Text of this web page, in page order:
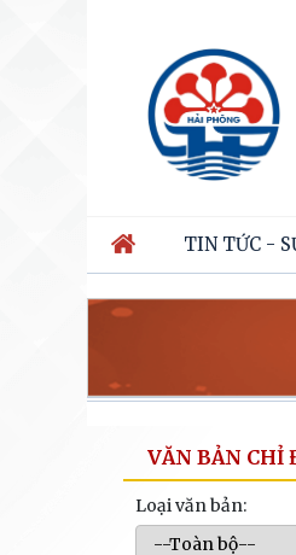
TIN TỨC -
VĂN BẢN CHỈ
Loại văn bản: